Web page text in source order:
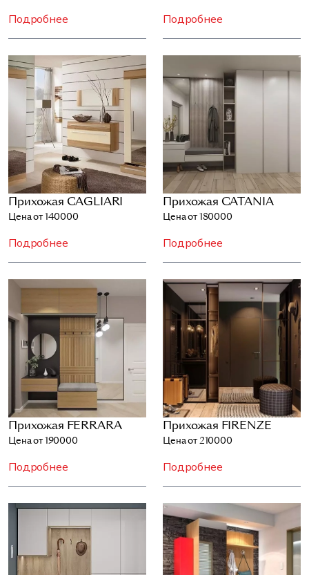
Подробнее Подробнее
Прихожая CAGLIARI
Цена от 140000
Подробнее
Прихожая CATANIA
Цена от 180000
Подробнее
Прихожая FERRARA
Цена от 190000
Подробнее
Прихожая FIRENZE
Цена от 210000
Подробнее